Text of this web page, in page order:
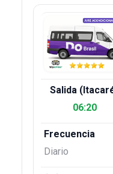
06:20
Diario